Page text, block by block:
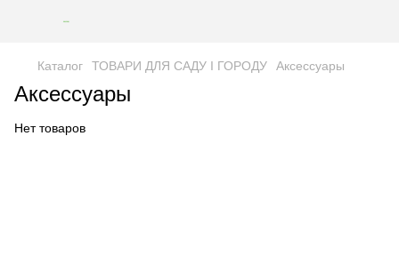
Каталог ТОВАРИ ДЛЯ САДУ І ГОРОДУ Аксессуары
Аксессуары
Нет товаров